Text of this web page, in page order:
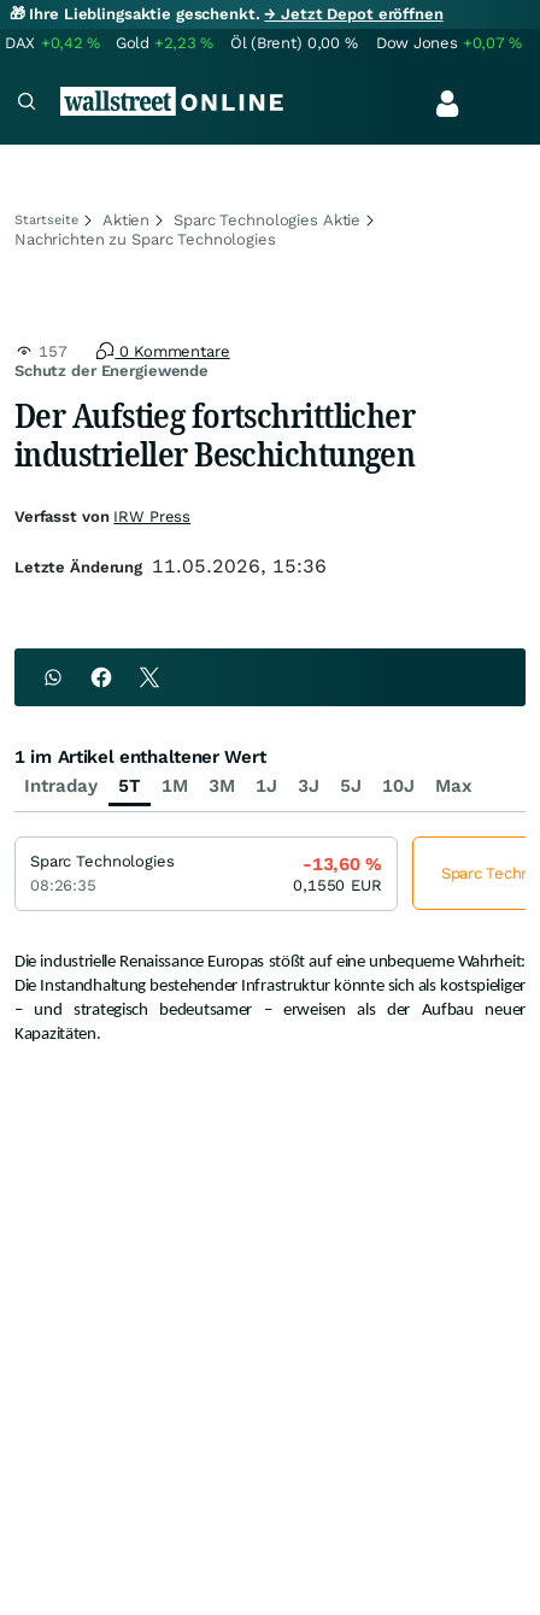
🎁 Ihre Lieblingsaktie geschenkt.→ Jetzt Depot eröffnen
DAX +0,42% Gold +2,23% Öl (Brent) 0,00 % Dow Jones +0,07%
Startseite Aktien
Sparc Technologies Aktie
Nachrichten zu Sparc Technologies
Schutz der Energiewende
157 0 Kommentare
Der Aufstieg fortschrittlicher
industrieller Beschichtungen
Die industrielle Renaissance Europas stößt auf eine unbequeme Wahrheit:
Die Instandhaltung bestehender Infrastruktur könnte sich als kostspieliger
– und strategisch bedeutsamer – erweisen als der Aufbau neuer
Kapazitäten.
Verfasst von IRW Press
Letzte Änderung 11.05.2026, 15:36
Intraday 5T 1M 3M 1J 3J 5J 10J Max
1 im Artikel enthaltener Wert
Sparc Technologies
08:26:35
-13,60%
0,1550 EUR
Sparc